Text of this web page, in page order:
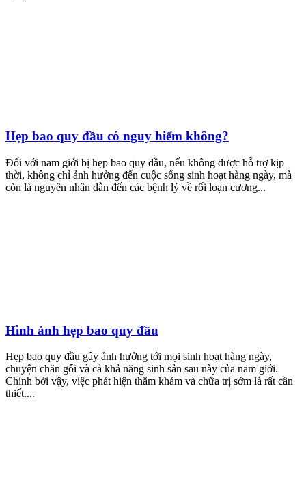
Hẹp bao quy đầu có nguy hiểm không?
Đối với nam giới bị hẹp bao quy đầu, nếu không được hỗ trợ kịp
thời, không chỉ ảnh hưởng đến cuộc sống sinh hoạt hàng ngày, mà
còn là nguyên nhân dẫn đến các bệnh lý về rối loạn cương...
Hình ảnh hẹp bao quy đầu
Hẹp bao quy đầu gây ảnh hưởng tới mọi sinh hoạt hàng ngày,
chuyện chăn gối và cả khả năng sinh sản sau này của nam giới.
Chính bởi vậy, việc phát hiện thăm khám và chữa trị sớm là rất cần
thiết....